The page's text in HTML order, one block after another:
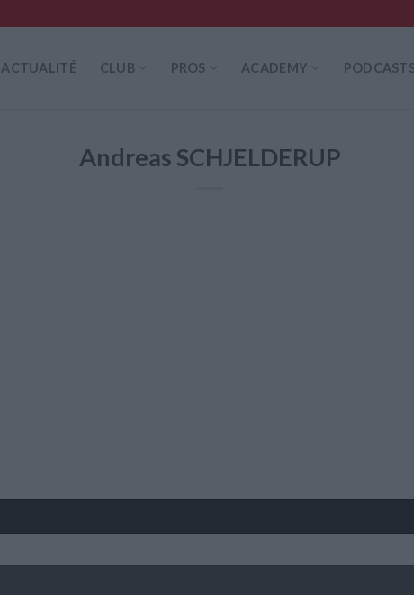
ACTUALITÉ CLUB PROS ACADEMY
Andreas SCHJELDERUP